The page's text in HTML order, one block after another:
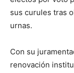
sus curules tras
urnas.
Con su
renovación